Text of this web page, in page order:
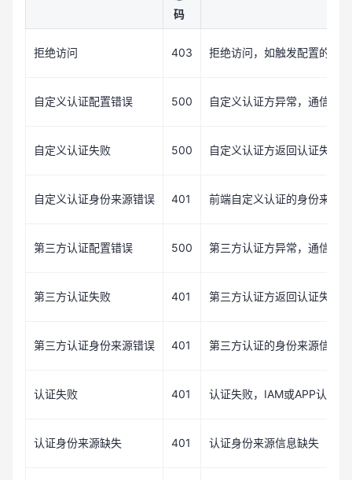
码
拒绝访问 403 拒绝访问，如触发配置的访
自定义认证配置错误 500 自定义认证方异常，通信失
自定义认证失败 500 自定义认证方返回认证失败
自定义认证身份来源错误 401 前端自定义认证的身份来源
第三方认证配置错误 500 第三方认证方异常，通信失
第三方认证失败 401 第三方认证方返回认证失败
第三方认证身份来源错误 401 第三方认证的身份来源信息
认证失败 401 认证失败， IAM或APP认证校
认证身份来源缺失 401 认证身份来源信息缺失